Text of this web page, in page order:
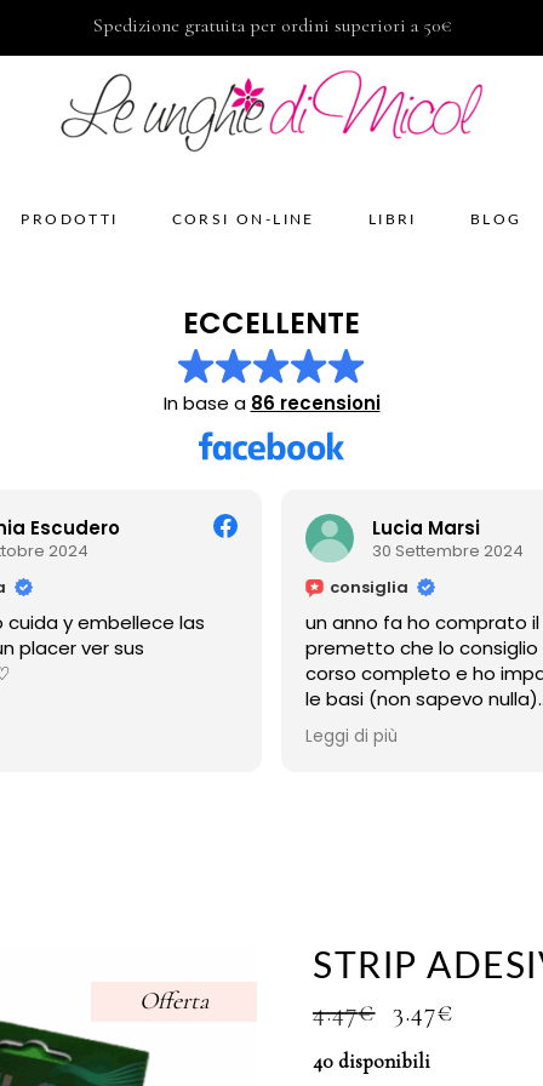
Spedizione gratuita per ordini superiori a 50€
PRODOTTI CORSI ON-LINE LIBRI BLOG
ECCELLENTE
In base a 86 recensioni
Escudero
2024
cuida y embellece las
placer ver sus
Lucia Marsi
30 Settembre 2024
consiglia
un anno fa ho comprato
premetto che lo consiglio
corso completo e ho
le basi (non sapevo nulla)
ma la cosa più bella è che
sempre disponibile
Leggi di più
Offerta
STRIP
4.47€ IL
PREZZO
ORIGINALE
3.47€
40 disponibili